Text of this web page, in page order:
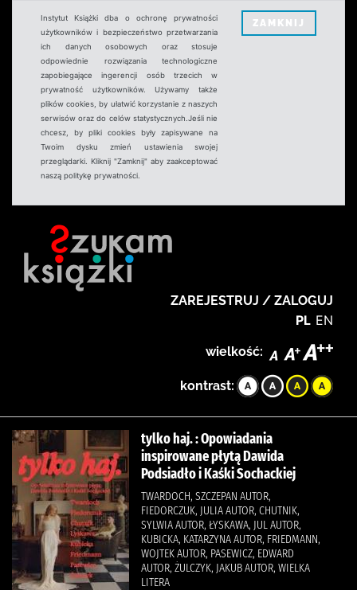
Instytut Książki dba o ochronę prywatności
użytkowników i bezpieczeństwo przetwarzania
ich danych osobowych oraz stosuje
odpowiednie rozwiązania technologiczne
zapobiegające ingerencji osób trzecich w
prywatność użytkowników. Używamy także
plików cookies, by ułatwić korzystanie z naszych
serwisów oraz do celów statystycznych.Jeśli nie
chcesz, by pliki cookies były zapisywane na
Twoim dysku zmień ustawienia swojej
przeglądarki. Kliknij "Zamknij" aby zaakceptować
naszą politykę prywatności.
ZAMKNIJ
ZAREJESTRUJ / ZALOGUJ
PL EN
wielkość:
kontrast:
tylko haj. : Opowiadania
inspirowane płytą Dawida
Podsiadło i Kaśki Sochackiej
TWARDOCH, SZCZEPAN AUTOR,
FIEDORCZUK, JULIA AUTOR, CHUTNIK,
SYLWIA AUTOR, ŁYSKAWA, JUL AUTOR,
KUBICKA, KATARZYNA AUTOR, FRIEDMANN,
WOJTEK AUTOR, PASEWICZ, EDWARD
AUTOR, ŻULCZYK, JAKUB AUTOR, WIELKA
LITERA